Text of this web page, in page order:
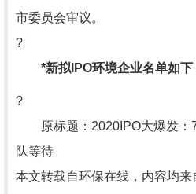
市委员会审议。
?
*新拟IPO环境企业名单如下
?
原标题：2020IPO大爆发：7
队等待
本文转载自环保在线，内容均